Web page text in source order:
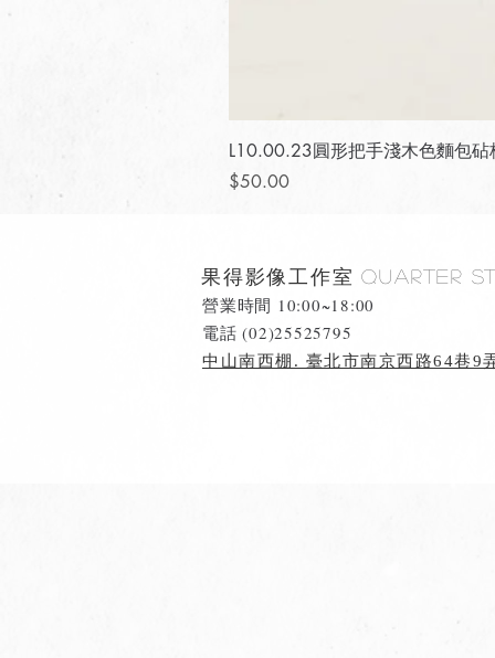
L10.00.23圓形把手淺木色麵包砧
價格
$50.00
果得影像工作室Quarter
營業時間 10:00~18:00
​電話 (02)25525795
中山南西棚. 臺北市南京西路64巷9